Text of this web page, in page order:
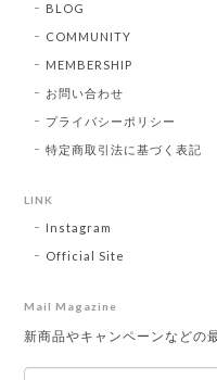
BLOG
COMMUNITY
MEMBERSHIP
お問い合わせ
プライバシーポリシー
特定商取引法に基づく表記
LINK
Instagram
Official Site
Mail Magazine
新商品やキャンペーンなどの